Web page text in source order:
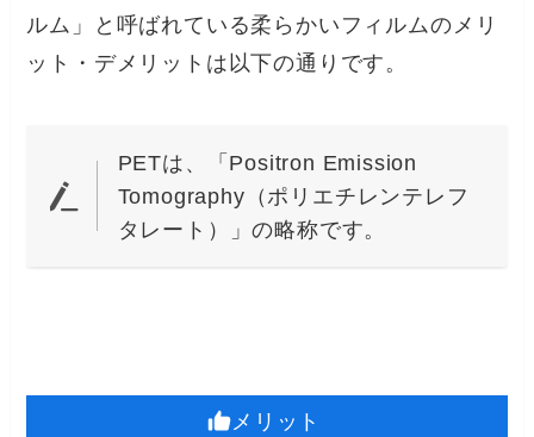
ルム」と呼ばれている柔らかいフィルムのメリ
ット・デメリットは以下の通りです。
PETは、「Positron Emission
Tomography（ポリエチレンテレフ
タレート）」の略称です。
メリット